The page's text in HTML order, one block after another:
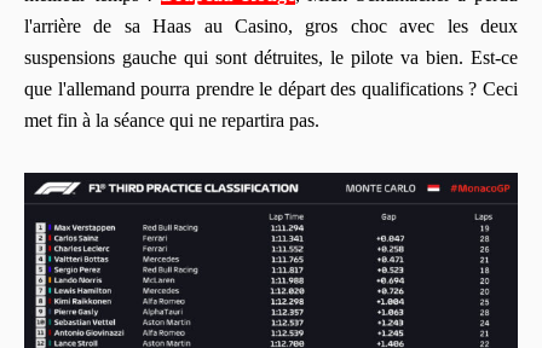
l'arrière de sa Haas au Casino, gros choc avec les deux
suspensions gauche qui sont détruites, le pilote va bien. Est-ce
que l'allemand pourra prendre le départ des qualifications ? Ceci
met fin à la séance qui ne repartira pas.